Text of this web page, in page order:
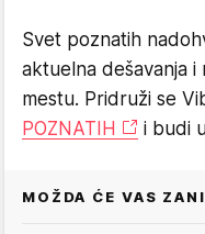
Svet poznatih
aktuelna dešavanja i
mestu. Pridruži se
POZNATIH
i budi
MOŽDA ĆE VAS